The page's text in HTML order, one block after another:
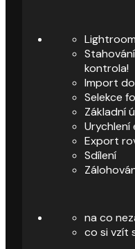
kontrola!
Import
Selekce
Základní
Urychlení
Export
Sdílení
na co
co si vzít